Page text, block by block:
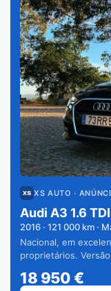
XS AUTO ·
Audi A3 1.6
2016 · 121 000 km ·
Nacional, em
proprietários.
18 950€